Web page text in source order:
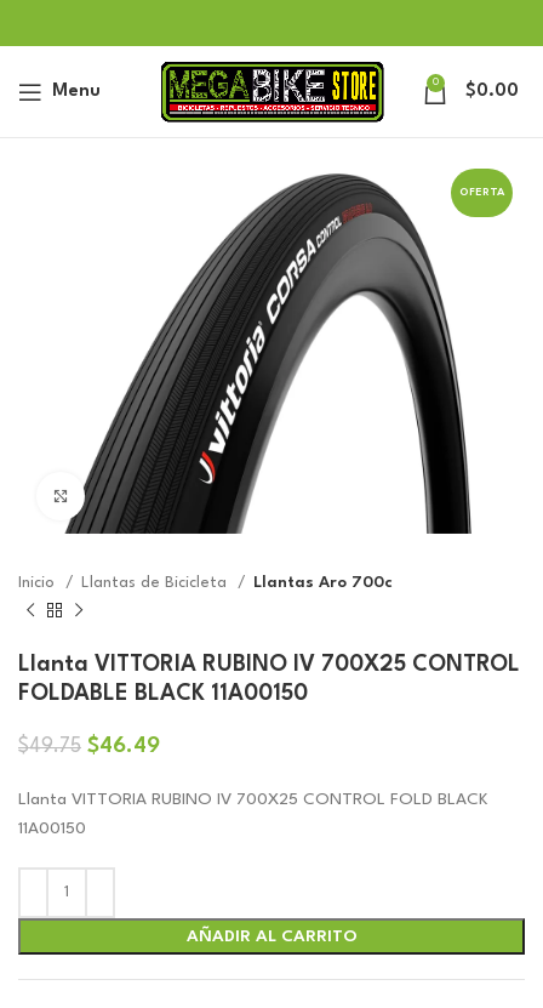
Menu 0 $0.00
OFERTA
Click to enlarge
Inicio Llantas de Bicicleta Llantas Aro 700c
Llanta VITTORIA RUBINO IV 700X25 CONTROL
FOLDABLE BLACK 11A00150
$49.75 El
original
$46.49El
actual
Llanta VITTORIA RUBINO IV 700X25 CONTROL FOLD BLACK
11A00150
AÑADIR AL CARRITO